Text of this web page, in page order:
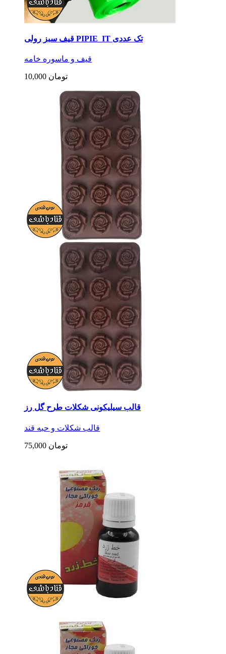
قیف سبز رولی PIPIE_IT تک عددی
قیف و ماسوره خامه
10,000 تومان
قالب سیلیکونی شکلات طرح گل رز
قالب شکلات و حبه قند
75,000 تومان